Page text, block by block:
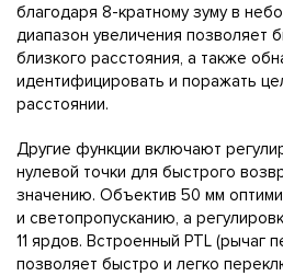
благодаря 8-кратному зуму в
диапазон увеличения позволяет
близкого расстояния, а также
идентифицировать и поражать
расстоянии.
Другие функции включают
нулевой точки для быстрого
значению. Объектив 50 мм
и светопропусканию, а
11 ярдов. Встроенный PTL (рычаг
позволяет быстро и легко